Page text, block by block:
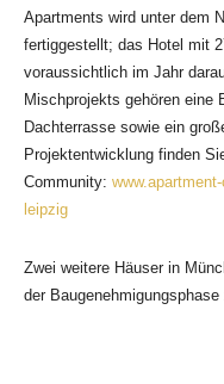
Apartments wird unter dem
fertiggestellt; das Hotel mit
voraussichtlich im Jahr
Mischprojekts gehören eine
Dachterrasse sowie ein
Projektentwicklung finden
Community:
leipzig
Zwei weitere Häuser in
der